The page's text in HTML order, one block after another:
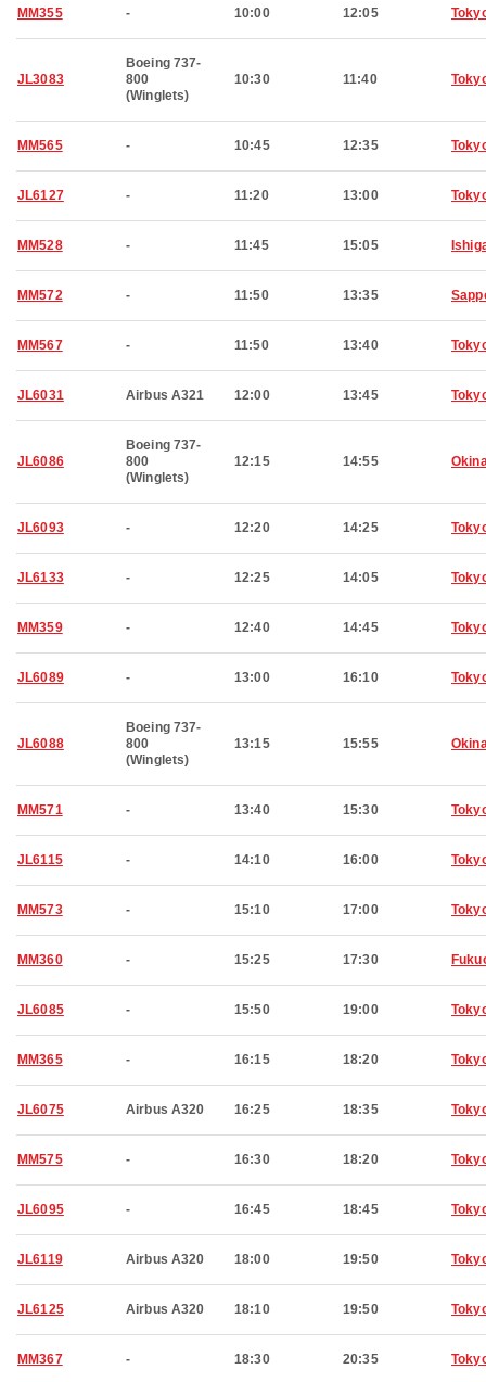
MM355 - 10:00 12:05
JL3083
Boeing 737-
800
(Winglets)
10:30 11:40
MM565 - 10:45 12:35
JL6127 - 11:20 13:00
MM528 - 11:45 15:05
MM572 - 11:50 13:35
MM567 - 11:50 13:40
JL6031 Airbus A321 12:00 13:45
JL6086
Boeing 737-
800
(Winglets)
12:15 14:55
JL6093 - 12:20 14:25
JL6133 - 12:25 14:05
MM359 - 12:40 14:45
JL6089 - 13:00 16:10
JL6088
Boeing 737-
800
(Winglets)
13:15 15:55
MM571 - 13:40 15:30
JL6115 - 14:10 16:00
MM573 - 15:10 17:00
MM360 - 15:25 17:30
JL6085 - 15:50 19:00
MM365 - 16:15 18:20
JL6075 Airbus A320 16:25 18:35
MM575 - 16:30 18:20
JL6095 - 16:45 18:45
JL6119 Airbus A320 18:00 19:50
JL6125 Airbus A320 18:10 19:50
MM367 - 18:30 20:35